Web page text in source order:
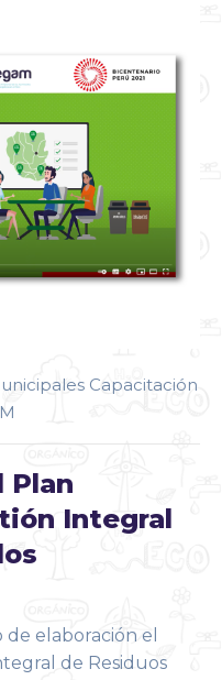
Capacitación
Plan
Integral
elaboración el
de Residuos